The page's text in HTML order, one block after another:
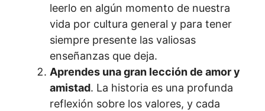
leerlo en algún momento de nuestra
vida por cultura general y para tener
siempre presente las valiosas
enseñanzas que deja.
Aprendes una gran lección de amor y
amistad. La historia es una profunda
reflexión sobre los valores, y cada